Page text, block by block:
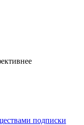
подписки